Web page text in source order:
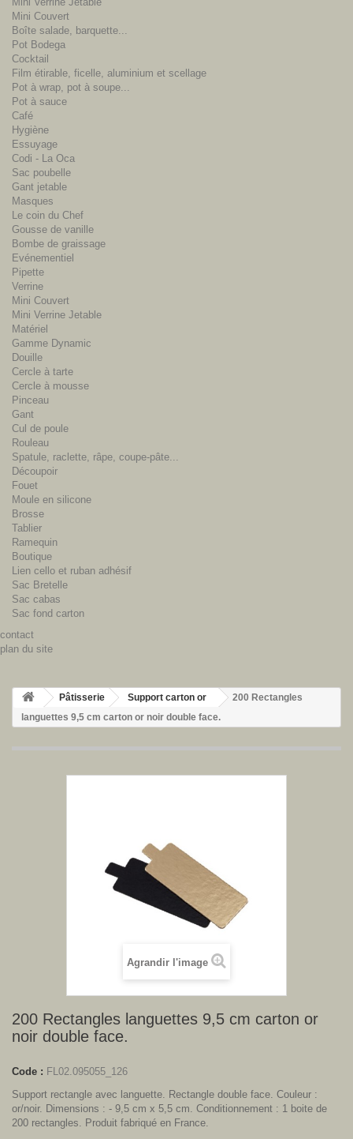
Mini Couvert
Boîte salade, barquette...
Pot Bodega
Cocktail
Film étirable, ficelle, aluminium et scellage
Pot à wrap, pot à soupe...
Pot à sauce
Café
Hygiène
Essuyage
Codi - La Oca
Sac poubelle
Gant jetable
Masques
Le coin du Chef
Gousse de vanille
Bombe de graissage
Evénementiel
Pipette
Verrine
Mini Couvert
Mini Verrine Jetable
Matériel
Gamme Dynamic
Douille
Cercle à tarte
Cercle à mousse
Pinceau
Gant
Cul de poule
Rouleau
Spatule, raclette, râpe, coupe-pâte...
Découpoir
Fouet
Moule en silicone
Brosse
Tablier
Ramequin
Boutique
Lien cello et ruban adhésif
Sac Bretelle
Sac cabas
Sac fond carton
contact
plan du site
Pâtisserie Support carton or
200 Rectangles
languettes 9,5 cm carton or noir double face.
Agrandir l'image
200 Rectangles languettes 9,5 cm carton or
noir double face.
Code : FL02.095055_126
Support rectangle avec languette. Rectangle double face. Couleur :
or/noir. Dimensions : - 9,5 cm x 5,5 cm. Conditionnement : 1 boite de
200 rectangles. Produit fabriqué en France.